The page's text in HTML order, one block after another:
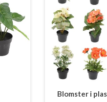
Blomster i